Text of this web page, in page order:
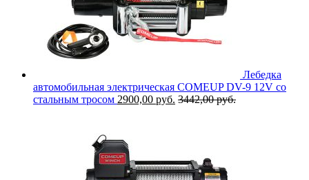
Лебедка
автомобильная электрическая COMEUP DV-9 12V со
стальным тросом 2900,00 руб. 3442,00руб.